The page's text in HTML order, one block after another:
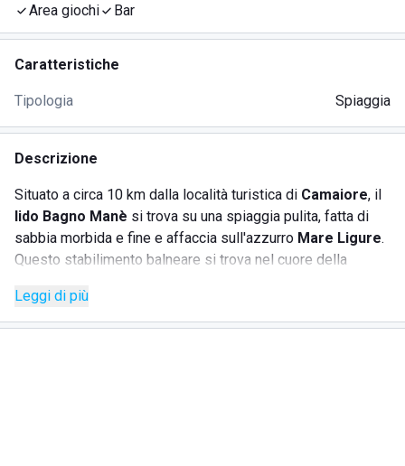
Area giochi Bar
Caratteristiche
Tipologia Spiaggia
Descrizione
Situato a circa 10 km dalla località turistica di Camaiore, il
lido Bagno Manè si trova su una spiaggia pulita, fatta di
sabbia morbida e fine e affaccia sull'azzurro Mare Ligure.
Questo stabilimento balneare si trova nel cuore della
desiderano trascorrere le proprie vacanze all'insegna del
divertimento, tra discoteche, pub, locali, ristoranti alla moda
Leggi di più